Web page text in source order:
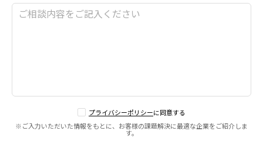
プライバシーポリシーに同意する
※ご入力いただいた情報をもとに、お客様の課題解決に最適な企業をご紹介しま
す。